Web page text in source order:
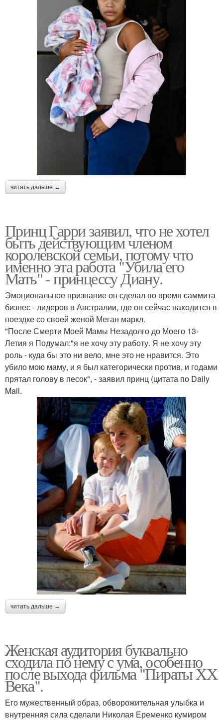
читать дальше →
Принц Гарри заявил, что не хотел
быть действующим членом
королевской семьи, потому что
именно эта работа "Убила его
Мать" - принцессу Диану.
Эмоциональное признание он сделал во время саммита
бизнес - лидеров в Австралии, где он сейчас находится в
поездке со своей женой Меган маркл.
"После Смерти Моей Мамы Незадолго до Моего 13-
Летия я Подумал:"я не хочу эту работу. Я не хочу эту
роль - куда бы это ни вело, мне это не нравится. Это
убило мою маму, и я был категорически против, и годами
прятал голову в песок", - заявил принц (цитата по Daily
Mail.
читать дальше →
Женская аудитория буквально
сходила по нему с ума, особенно
после выхода фильма "Пираты ХХ
Века".
Его мужественный образ, обворожительная улыбка и
внутренняя сила сделали Николая Еременко кумиром